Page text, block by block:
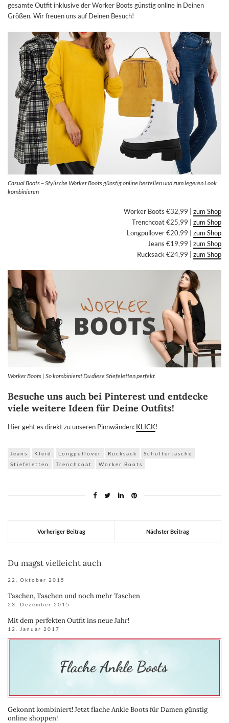
gesamte Outfit inklusive der Worker Boots günstig online in Deinen
Größen. Wir freuen uns auf Deinen Besuch!
Casual Boots – Stylische Worker Boots günstig online bestellen und zum legeren Look
kombinieren
Worker Boots €32,99 | zum Shop
Trenchcoat €25,99 | zum Shop
Longpullover €20,99 | zum Shop
Jeans €19,99 | zum Shop
Rucksack €24,99 | zum Shop
Worker Boots | So kombinierst Du diese Stiefeletten perfekt
Besuche uns auch bei Pinterest und entdecke
viele weitere Ideen für Deine Outfits!
Hier geht es direkt zu unseren Pinnwänden: KLICK!
Jeans Kleid Longpullover Rucksack
Schultertasche
Stiefeletten
Trenchcoat Worker Boots
Vorheriger Beitrag Nächster Beitrag
Du magst vielleicht auch
22. Oktober 2015
Taschen, Taschen und noch mehr Taschen
23. Dezember 2015
Mit dem perfekten Outfit ins neue Jahr!
12. Januar 2017
Gekonnt kombiniert! Jetzt flache Ankle Boots für Damen günstig
online shoppen!